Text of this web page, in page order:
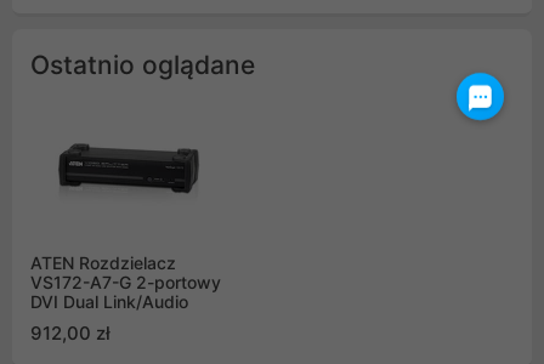
Ostatnio oglądane
ATEN Rozdzielacz
VS172-A7-G 2-portowy
DVI Dual Link/Audio
912,00 zł